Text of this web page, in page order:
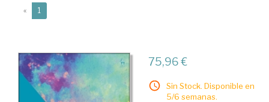
« 1
75,96 €
Sin Stock. Disponible en
5/6 semanas.